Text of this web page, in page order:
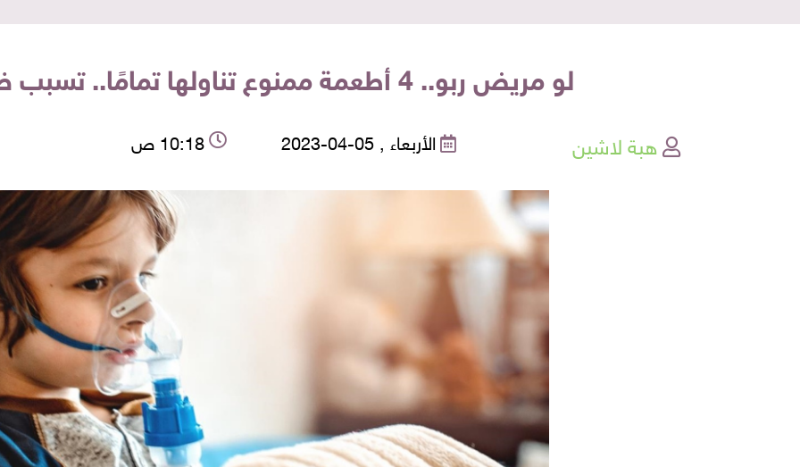
لو مريض ربو.. 4 أطعمة ممنوع تناولها تمامًا.. تسبب ضيق في التنفس
هبة لاشين الأربعاء , 05-04-2023 10:18 ص